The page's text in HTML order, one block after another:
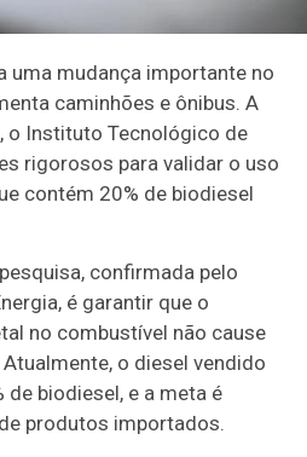
uma mudança importante no
caminhões e ônibus. A
o Instituto Tecnológico de
rigorosos para validar o uso
contém 20% de biodiesel
confirmada pelo
é garantir que o
no combustível não cause
o diesel vendido
biodiesel, e a meta é
produtos importados.